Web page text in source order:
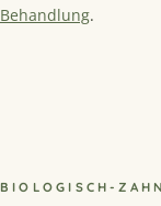
Behandlung.
BIOLOGISCH-